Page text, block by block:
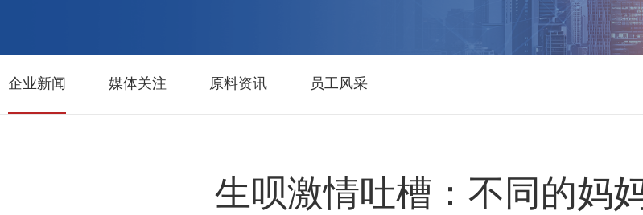
企业新闻 媒体关注 原料资讯 员工风采
生呗激情吐槽：不同的妈